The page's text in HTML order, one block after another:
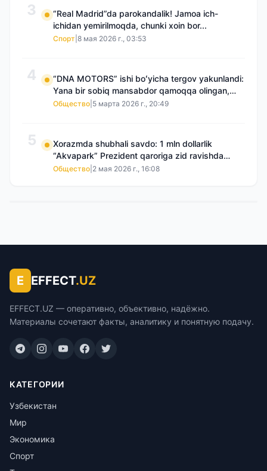
3
“Real Madrid”da parokandalik! Jamoa ich-
ichidan yemirilmoqda, chunki xoin bor...
Спорт 8 мая 2026 г., 03:53
4
“DNA MOTORS” ishi boʻyicha tergov yakunlandi:
Yana bir sobiq mansabdor qamoqqa olingan,
Saidnazirxanovaning “zami” gʻoyib boʻlgan
Общество 5 марта 2026 г., 20:49
5
Xorazmda shubhali savdo: 1 mln dollarlik
“Akvapark” Prezident qaroriga zid ravishda
sotilgani maʼlum boʻldi
Общество 2 мая 2026 г., 16:08
E EFFECT.UZ
EFFECT.UZ — оперативно, объективно, надёжно.
Материалы сочетают факты, аналитику и понятную подачу.
КАТЕГОРИИ
Узбекистан
Мир
Экономика
Спорт